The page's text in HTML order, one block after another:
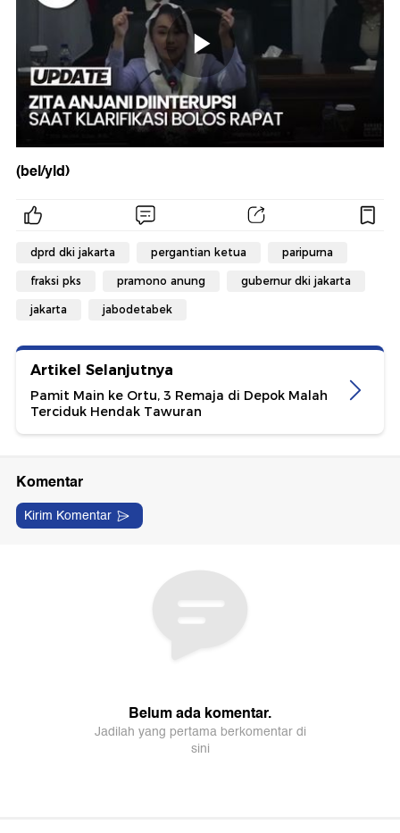
(bel/yld)
dprd dki jakarta pergantian ketua paripurna
fraksi pks pramono anung gubernur dki jakarta
jakarta jabodetabek
Artikel Selanjutnya
Pamit Main ke Ortu, 3 Remaja di Depok Malah
Terciduk Hendak Tawuran